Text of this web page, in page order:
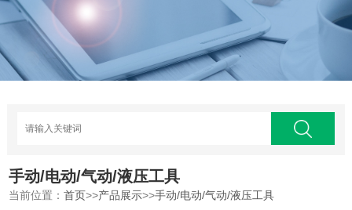
手动/电动/气动/液压工具
当前位置：首页>>产品展示>>手动/电动/气动/液压工具